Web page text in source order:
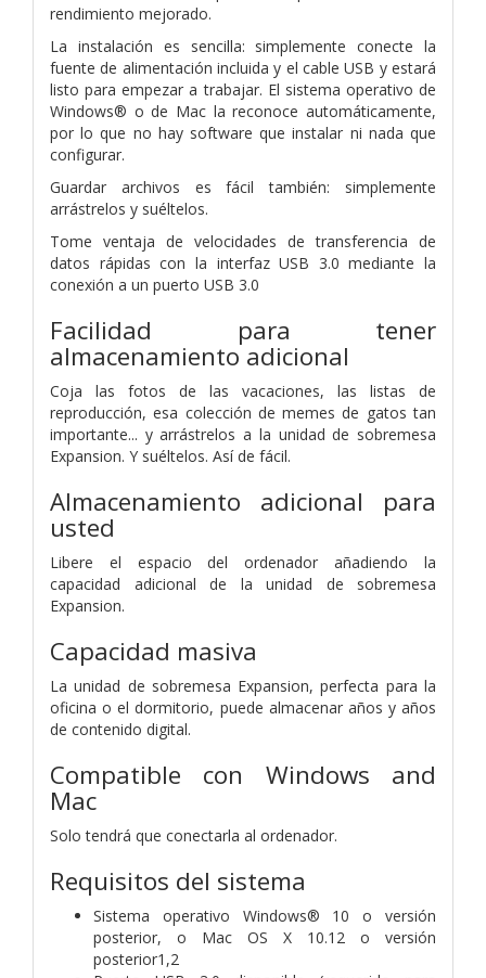
rendimiento mejorado.
La instalación es sencilla: simplemente conecte la
fuente de alimentación incluida y el cable USB y estará
listo para empezar a trabajar. El sistema operativo de
Windows® o de Mac la reconoce automáticamente,
por lo que no hay software que instalar ni nada que
configurar.
Guardar archivos es fácil también: simplemente
arrástrelos y suéltelos.
Tome ventaja de velocidades de transferencia de
datos rápidas con la interfaz USB 3.0 mediante la
conexión a un puerto USB 3.0
Facilidad para tener
almacenamiento adicional
Coja las fotos de las vacaciones, las listas de
reproducción, esa colección de memes de gatos tan
importante... y arrástrelos a la unidad de sobremesa
Expansion. Y suéltelos. Así de fácil.
Almacenamiento adicional para
usted
Libere el espacio del ordenador añadiendo la
capacidad adicional de la unidad de sobremesa
Expansion.
Capacidad masiva
La unidad de sobremesa Expansion, perfecta para la
oficina o el dormitorio, puede almacenar años y años
de contenido digital.
Compatible con Windows and
Mac
Solo tendrá que conectarla al ordenador.
Requisitos del sistema
Sistema operativo Windows® 10 o versión
posterior, o Mac OS X 10.12 o versión
posterior1,2